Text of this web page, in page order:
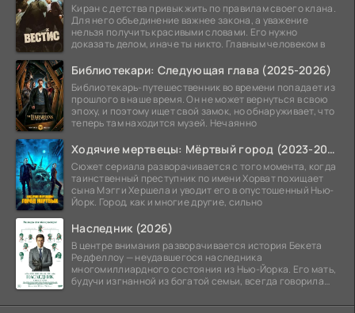
Киран с детства привык жить по правилам своего клана.
Для него объединение важнее закона, а уважение
нельзя получить красивыми словами. Его нужно
доказать делом, иначе ты никто. Главным человеком в
Библиотекари: Следующая глава (2025-2026)
Библиотекарь-путешественник во времени попадает из
прошлого в наше время. Он не может вернуться в свою
эпоху, и поэтому ищет свой замок, но обнаруживает, что
теперь там находится музей. Нечаянно
Ходячие мертвецы: Мёртвый город (2023-2026)
Сюжет сериала разворачивается с того момента, когда
таинственный преступник по имени Хорват похищает
сына Мэгги Хершела и уводит его в опустошенный Нью-
Йорк. Город, как и многие другие, сильно
Наследник (2026)
В центре внимания разворачивается история Бекета
Редфеллоу — неудавшегося наследника
многомиллиардного состояния из Нью-Йорка. Его мать,
будучи изгнанной из богатой семьи, всегда говорила